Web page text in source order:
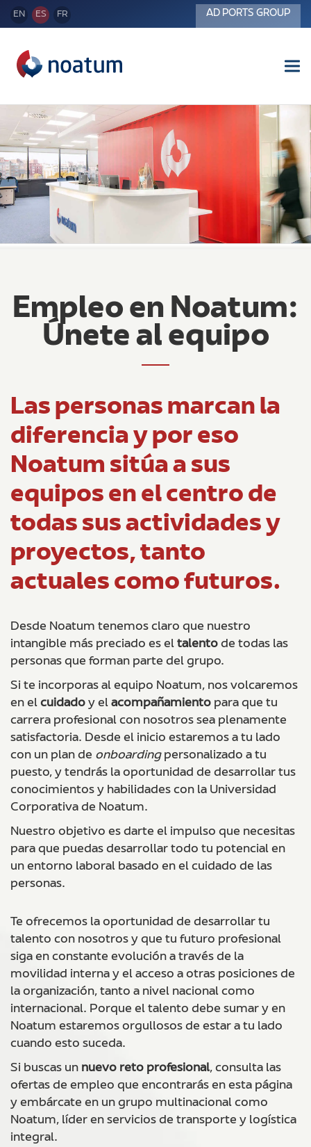
EN ES FR AD PORTS GROUP
Empleo en Noatum:
Únete al equipo
Las personas marcan la
diferencia y por eso
Noatum sitúa a sus
equipos en el centro de
todas sus actividades y
proyectos, tanto
actuales como futuros.
Desde Noatum tenemos claro que nuestro
intangible más preciado es eltalentode todas las
personas que forman parte del grupo.
Si te incorporas al equipo Noatum, nos volcaremos
en elcuidadoy elacompañamiento para que tu
carrera profesional con nosotros sea plenamente
satisfactoria. Desde el inicio estaremos a tu lado
con un plan de onboardingpersonalizado a tu
puesto, y tendrás la oportunidad de desarrollar tus
conocimientos y habilidades con la Universidad
Corporativa de Noatum.
Nuestro objetivo es darte el impulso que necesitas
para que puedas desarrollar todo tu potencial en
un entorno laboral basado en el cuidado de las
personas.
Te ofrecemos la oportunidad de desarrollar tu
talento con nosotros y que tu futuro profesional
siga en constante evolución a través de la
movilidad interna y el acceso a otras posiciones de
la organización, tanto a nivel nacional como
internacional. Porque el talento debe sumar y en
Noatum estaremos orgullosos de estar a tu lado
cuando esto suceda.
Si buscas un nuevo reto profesional, consulta las
ofertas de empleo que encontrarás en esta página
y embárcate en un grupo multinacional como
Noatum, líder en servicios de transporte y logística
integral.